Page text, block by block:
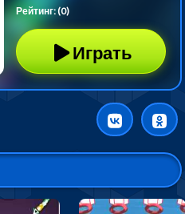
Рейтинг: (0)
Играть